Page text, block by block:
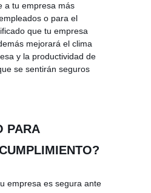
a tu empresa más
o para el
que tu empresa
mejorará el clima
y la productividad de
se sentirán seguros
PARA
empresa es segura ante